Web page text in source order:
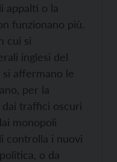
appalti o la
funzionano più.
cui si
inglesi del
affermano le
per la
dai traffici oscuri
monopoli
controlla i nuovi
o da